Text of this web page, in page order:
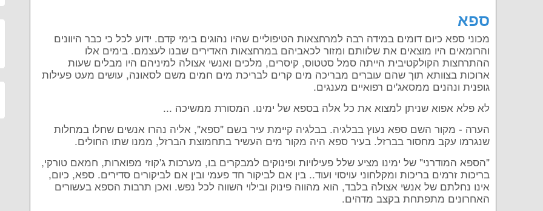
ספא
מכוני ספא כיום דומים במידה רבה למרחצאות הטיפוליים שהיו נהוגים בימי קדם. ידוע לכל כי כבר היוונים
והרומאים היו מוצאים את שלוותם ומזור לכאביהם במרחצאות האדירים שבנו לעצמם. בימים אלו
ההתרחצות הקולקטיבית הייתה סמל סטטוס, קיסרים, מלכים ואנשי אצולה למיניהם היו מבלים שעות
ארוכות בצוותא תוך שהם עוברים מבריכה מים קרים לבריכת מים חמים משם לסאונה, עושים מעט פעילות
גופנית ונהנים ממסאג'ים רפואיים מענגים.
לא פלא אפוא שניתן למצוא את כל אלה בספא של ימינו. המסורת ממשיכה ...
הערה - מקור השם ספא נעוץ בבלגיה. בבלגיה קיימת עיר בשם "ספא", אליה נהרו אנשים שחלו במחלות
שנגרמו עקב מחסור בברזל. בעיר ספא היה מקור מים העשיר בתחמוצת הברזל, ממנו שתו החולים.
"הספא המודרני" של ימינו מציע שלל פעילויות ופינוקים למבקרים בו, מערכות ג'קוזי מפוארות, חמאם טורקי,
בריכות זרמים בריכות ומקלחוני עויסוי ועוד.. בין אם לביקור חד פעמי ובין אם לביקורים סדירים. ספא, כיום,
אינו נחלתם של אנשי אצולה בלבד, הוא מהווה פינוק ובילוי השווה לכל נפש. ואכן תרבות הספא בעשורים
האחרונים מתפתחת בקצב מדהים.